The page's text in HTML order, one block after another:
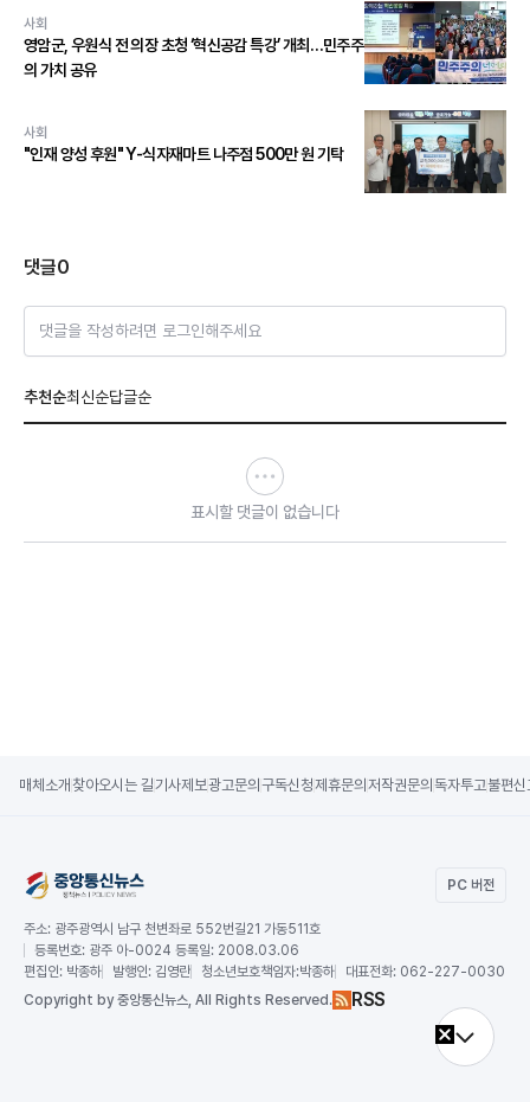
사회
영암군, 우원식 전 의장 초청 ‘혁신공감 특강’ 개최…민주주
의 가치 공유
사회
"인재 양성 후원" Y-식자재마트 나주점 500만 원 기탁
댓글0
댓글을 작성하려면 로그인해주세요
추천순최신순답글순
표시할 댓글이 없습니다
매체소개 찾아오시는 길기사제보광고문의 구독신청제휴문의 저작권문의 독자투고불편신
PC 버전
주소: 광주광역시 남구 천변좌로 552번길21 가동511호
등록번호: 광주 아-0024 등록일: 2008.03.06
편집인: 박종하 발행인: 김영란 청소년보호책임자:박종하 대표전화: 062-227-0030
Copyright by 중앙통신뉴스, All Rights Reserved. RSS